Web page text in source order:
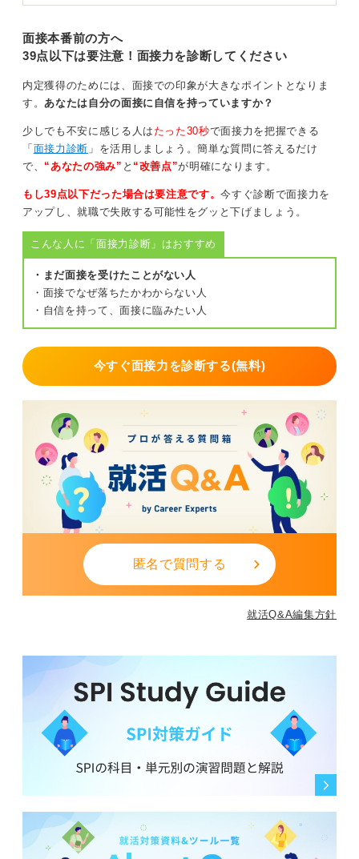
あるかどうかよりも、なぜそのように考え、行動したの
わかりやすい話し方と素直な態度がポイント
話し方においても、最初に結論を伝え、次になぜならば
順序で論理的に伝えられることが求められます。
さらに、態度や素直さも見られています。言動にギャッ
逆質問をする際は、人事が答えやすい会社全体の特徴を
面接本番前の方へ
39点以下は要注意！面接力を診断してください
内定獲得のためには、面接での印象が大きなポイントとなりま
す。あなたは自分の面接に自信を持っていますか？
少しでも不安に感じる人は たった30秒で面接力を把握できる
「 面接力診断 」を活用しましょう。簡単な質問に答えるだけ
で、 “あなたの強み” と “改善点”が明確になります。
もし39点以下だった場合は要注意です。今すぐ診断で面接力を
アップし、就職で失敗する可能性をグッと下げましょう。
こんな人に「面接力診断」はおすすめ
・まだ面接を受けたことがない人
・面接でなぜ落ちたかわからない人
・自信を持って、面接に臨みたい人
今すぐ面接力を診断する(無料)
匿名で質問する
就活Q&A編集方針